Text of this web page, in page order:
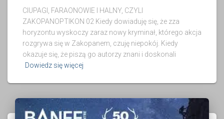
CIUPAGI, FARAONOWIE I HALNY, CZYLI
ZAKOPANOPTIKON 02 Kiedy dowiaduję się, że zza
horyzontu wyskoczy zaraz nowy kryminał, którego akcja
rozgrywa się w Zakopanem, czuję niepokój. Kiedy
okazuje się, że piszą go autorzy znani i doskonali
Dowiedz się więcej